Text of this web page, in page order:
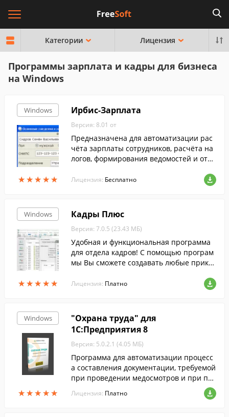
Категории Лицензия
Программы зарплата и кадры для бизнеса
на Windows
Windows
★★★★★
★★★★★
Ирбис-Зарплата
Версия: 8.01 от
Предназначена для автоматизации рас
чёта зарплаты сотрудников, расчёта на
логов, формирования ведомостей и отчё
им быстродействием и надёжностью.
Лицензия: Бесплатно
Windows
★★★★★
★★★★★
Кадры Плюс
Версия: 7.0.5 (23.43 МБ)
Удобная и функциональная программа
для отдела кадров! С помощью програм
мы Вы сможете создавать любые приказ
жение персонала, а также вести учет ра
Лицензия: Платно
Windows
★★★★★
★★★★★
"Охрана труда" для
1С:Предприятия 8
Версия: 5.0.2.1 (4.05 МБ)
Программа для автоматизации процесс
а составления документации, требуемой
при проведении медосмотров и при пр
оведении аттестации рабочих мест по у
словиям труда...
Лицензия: Платно